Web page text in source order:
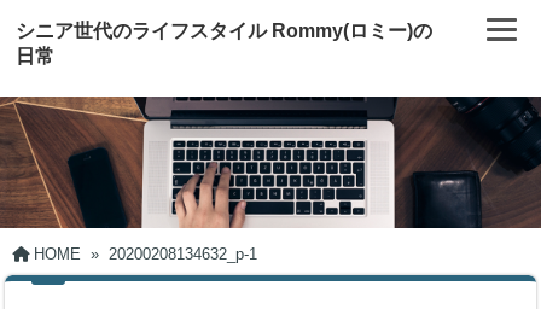
シニア世代のライフスタイル Rommy(ロミー)の
日常
HOME » 20200208134632_p-1